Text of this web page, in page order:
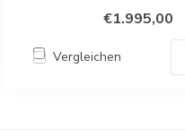
€1.995,00
Vergleichen